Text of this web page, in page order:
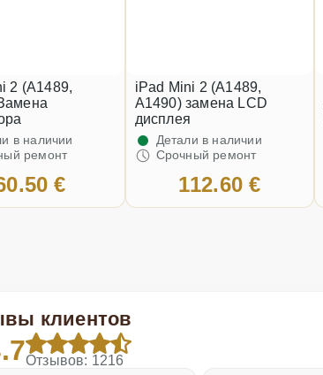
2 (A1489,
в наличии
ремонт
€
iPad Mini 2 (A1489,
A1490) замена LCD
дисплея
Детали в наличии
Срочный ремонт
112.60 €
клиентов
Отзывов: 1216